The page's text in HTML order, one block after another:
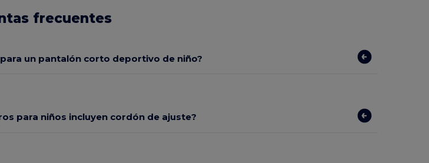
frecuentes
un pantalón corto deportivo de niño?
para niños incluyen cordón de ajuste?